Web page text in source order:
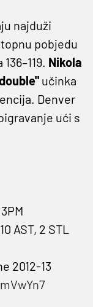
najduži
pobjedu
Nikola
učinka
Denver
ući s
AST, 2 STL
2012-13